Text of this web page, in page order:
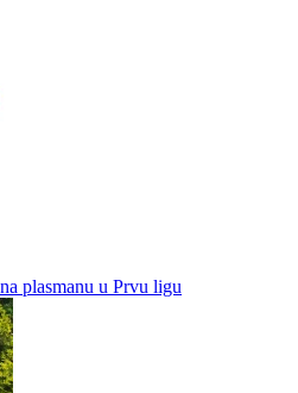
plasmanu u Prvu ligu